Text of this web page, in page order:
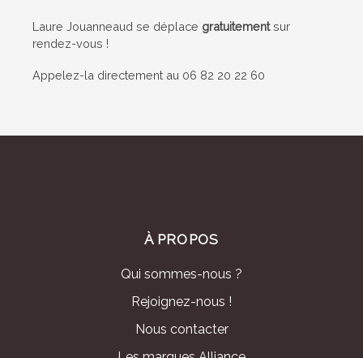
Laure Jouanneaud se déplace gratuitementsur
rendez-vous !
Appelez-la directement au 06 82 20 22 60
À PROPOS
Qui sommes-nous ?
Rejoignez-nous !
Nous contacter